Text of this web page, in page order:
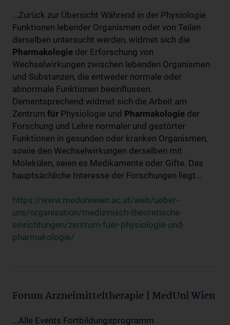
...Zurück zur Übersicht Während in der Physiologie
Funktionen lebender Organismen oder von Teilen
derselben untersucht werden, widmet sich die
Pharmakologie der Erforschung von
Wechselwirkungen zwischen lebenden Organismen
und Substanzen, die entweder normale oder
abnormale Funktionen beeinflussen.
Dementsprechend widmet sich die Arbeit am
Zentrum für Physiologie und Pharmakologie der
Forschung und Lehre normaler und gestörter
Funktionen in gesunden oder kranken Organismen,
sowie den Wechselwirkungen derselben mit
Molekülen, seien es Medikamente oder Gifte. Das
hauptsächliche Interesse der Forschungen liegt...
https://www.meduniwien.ac.at/web/ueber-
uns/organisation/medizinisch-theoretische-
einrichtungen/zentrum-fuer-physiologie-und-
pharmakologie/
Forum Arzneimitteltherapie | MedUni Wien
...Alle Events Fortbildungsprogramm